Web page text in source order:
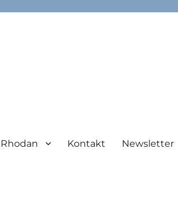
Kontakt Newsletter